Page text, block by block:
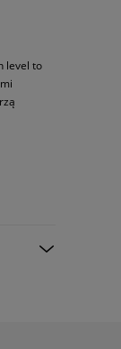
level to